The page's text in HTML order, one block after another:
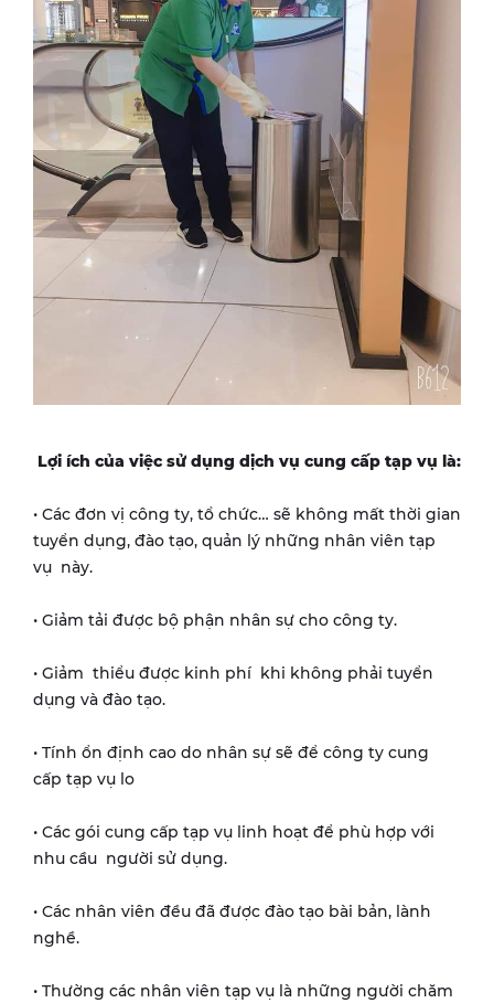
Lợi ích của việc sử dụng dịch vụ cung cấp tạp vụ là:
• Các đơn vị công ty, tổ chức… sẽ không mất thời gian
tuyển dụng, đào tạo, quản lý những nhân viên tạp
vụ này.
• Giảm tải được bộ phận nhân sự cho công ty.
• Giảm thiểu được kinh phí khi không phải tuyển
dụng và đào tạo.
• Tính ổn định cao do nhân sự sẽ để công ty cung
cấp tạp vụ lo
• Các gói cung cấp tạp vụ linh hoạt để phù hợp với
nhu cầu người sử dụng.
• Các nhân viên đều đã được đào tạo bài bản, lành
nghề.
• Thường các nhân viên tạp vụ là những người chăm